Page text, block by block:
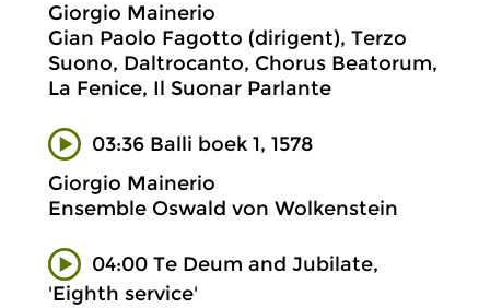
Giorgio Mainerio
Gian Paolo Fagotto (dirigent), Terzo
Suono, Daltrocanto, Chorus Beatorum,
La Fenice, Il Suonar Parlante
03:36 Balli boek 1, 1578
Giorgio Mainerio
Ensemble Oswald von Wolkenstein
04:00 Te Deum and Jubilate,
'Eighth service'